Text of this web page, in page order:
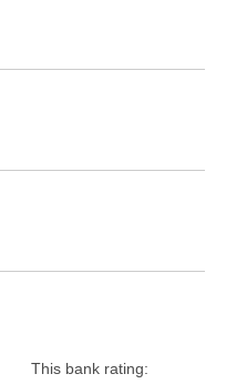
This bank rating: